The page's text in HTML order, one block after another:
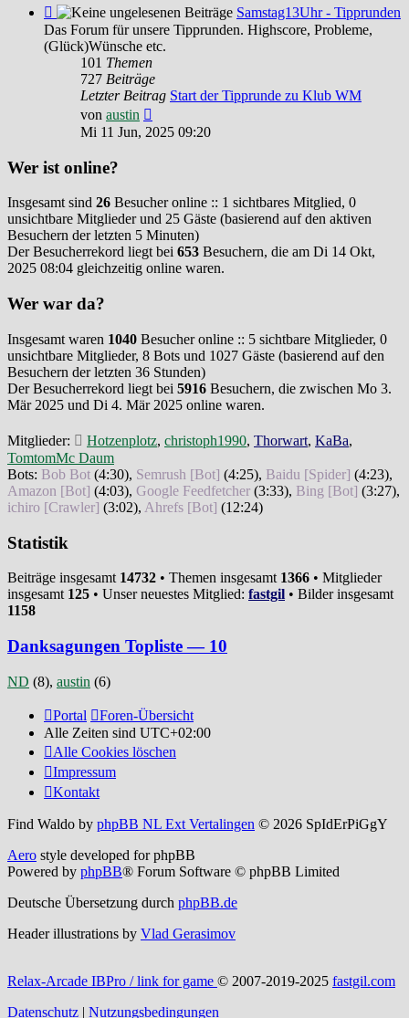
Feed
-
Samstag13Uhr
Tipprunden
Samstag13Uhr - Tipprunden
Das Forum für unsere Tipprunden. Highscore, Probleme,
(Glück)Wünsche etc.
101 Themen
727 Beiträge
Letzter Beitrag Start der Tipprunde zu Klub WM
von austin
Beitrag
Mi 11 Jun, 2025 09:20
Wer ist online?
Insgesamt sind 26 Besucher online :: 1 sichtbares Mitglied, 0
unsichtbare Mitglieder und 25 Gäste (basierend auf den aktiven
Besuchern der letzten 5 Minuten)
Der Besucherrekord liegt bei 653 Besuchern, die am Di 14 Okt,
2025 08:04 gleichzeitig online waren.
Wer war da?
Insgesamt waren 1040 Besucher online :: 5 sichtbare Mitglieder, 0
unsichtbare Mitglieder, 8 Bots und 1027 Gäste (basierend auf den
Besuchern der letzten 36 Stunden)
Der Besucherrekord liegt bei 5916 Besuchern, die zwischen Mo 3.
Mär 2025 und Di 4. Mär 2025 online waren.
Mitglieder: Hotzenplotz, christoph1990, Thorwart, KaBa,
TomtomMc Daum
Bots: Bob Bot (4:30), Semrush [Bot] (4:25), Baidu [Spider] (4:23),
Amazon [Bot] (4:03), Google Feedfetcher (3:33), Bing [Bot] (3:27),
ichiro [Crawler] (3:02), Ahrefs [Bot] (12:24)
Statistik
Beiträge insgesamt 14732 • Themen insgesamt 1366 • Mitglieder
insgesamt 125 • Unser neuestes Mitglied: fastgil • Bilder insgesamt
1158
Danksagungen Topliste — 10
ND (8), austin (6)
Portal
Foren-Übersicht
Alle Zeiten sind UTC+02:00
Alle Cookies löschen
Impressum
Kontakt
Find Waldo by phpBB NL Ext Vertalingen © 2026 SpIdErPiGgY
Aero style developed for phpBB
Powered by phpBB® Forum Software © phpBB Limited
Deutsche Übersetzung durch phpBB.de
Header illustrations by Vlad Gerasimov
Relax-Arcade IBPro / link for game © 2007-2019-2025 fastgil.com
Datenschutz | Nutzungsbedingungen